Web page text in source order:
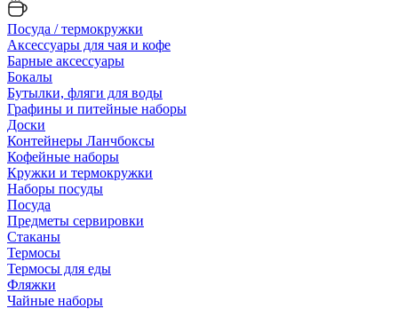
Посуда / термокружки
Аксессуары для чая и кофе
Барные аксессуары
Бокалы
Бутылки, фляги для воды
Графины и питейные наборы
Доски
Контейнеры Ланчбоксы
Кофейные наборы
Кружки и термокружки
Наборы посуды
Посуда
Предметы сервировки
Стаканы
Термосы
Термосы для еды
Фляжки
Чайные наборы